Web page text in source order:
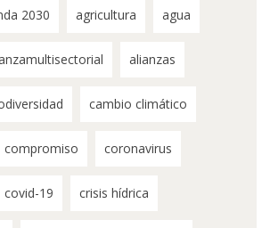
2030 agricultura agua
alianzas
cambio climático
compromiso coronavirus
covid-19 crisis hídrica